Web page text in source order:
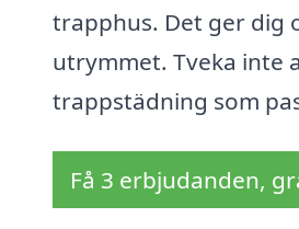
trapphus. Det ger dig
utrymmet. Tveka inte
trappstädning som
Få 3 erbjudanden,